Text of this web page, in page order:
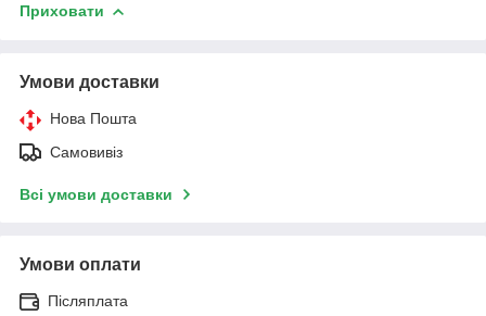
Приховати
Умови доставки
Нова Пошта
Самовивіз
Всі умови доставки
Умови оплати
Післяплата